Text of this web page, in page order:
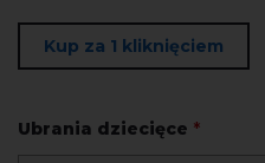
Kup za 1 kliknięciem
Ubrania dziecięce *